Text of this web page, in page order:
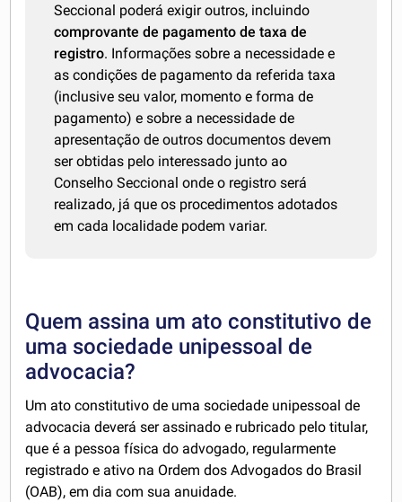
Seccional poderá exigir outros, incluindo
comprovante de pagamento de taxa de
registro. Informações sobre a necessidade e
as condições de pagamento da referida taxa
(inclusive seu valor, momento e forma de
pagamento) e sobre a necessidade de
apresentação de outros documentos devem
ser obtidas pelo interessado junto ao
Conselho Seccional onde o registro será
realizado, já que os procedimentos adotados
em cada localidade podem variar.
Quem assina um ato constitutivo de
uma sociedade unipessoal de
advocacia?
Um ato constitutivo de uma sociedade unipessoal de
advocacia deverá ser assinado e rubricado pelo titular,
que é a pessoa física do advogado, regularmente
registrado e ativo na Ordem dos Advogados do Brasil
(OAB), em dia com sua anuidade.